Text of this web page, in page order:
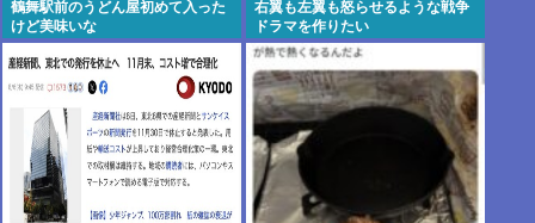
鶴舞駅前のうどん屋初めて入った
けど美味いな
右翼も左翼も怒らせるような戦争
ドラマを作りたい